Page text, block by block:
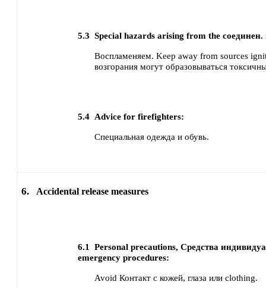
5.3 Special hazards arising from the
Воспламеняем. Keep away from sources
возгорания могут образовываться
5.4 Advice for firefighters:
Специальная одежда и обувь.
6. Accidental release measures
6.1
Personal precautions, Средства
emergency procedures:
Avoid Контакт с кожей, глаза или clothing.